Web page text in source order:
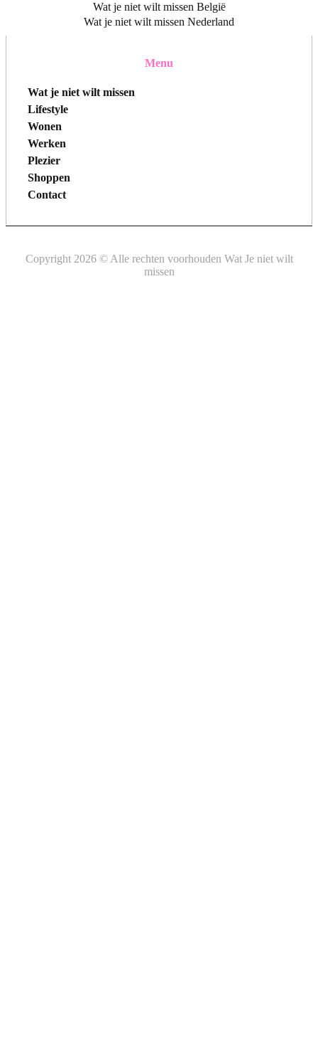
Wat je niet wilt missen België
Wat je niet wilt missen Nederland
Menu
Wat je niet wilt missen
Lifestyle
Wonen
Werken
Plezier
Shoppen
Contact
Copyright 2026 © Alle rechten voorhouden Wat Je niet wilt
missen